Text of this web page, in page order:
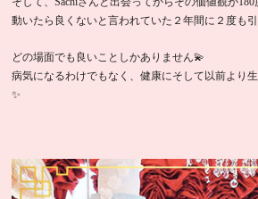
動いたら良くないと言われていた２年間に２度も
どの場面でも良いことしかありません💫
病気になるわけでもなく、健康にそして以前より
✨